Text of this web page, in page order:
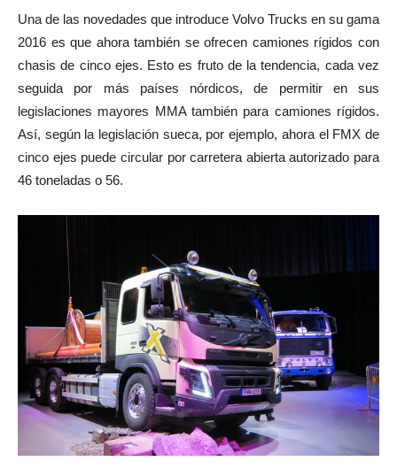
Una de las novedades que introduce Volvo Trucks en su gama
2016 es que ahora también se ofrecen camiones rígidos con
chasis de cinco ejes. Esto es fruto de la tendencia, cada vez
seguida por más países nórdicos, de permitir en sus
legislaciones mayores MMA también para camiones rígidos.
Así, según la legislación sueca, por ejemplo, ahora el FMX de
cinco ejes puede circular por carretera abierta autorizado para
46 toneladas o 56.